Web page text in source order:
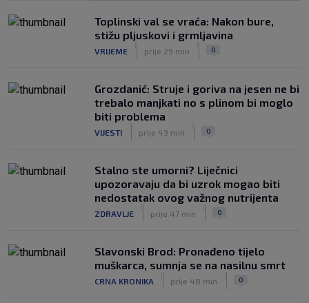
Veliko priznanje za hrvatskog
stručnjaka: Jurica Žuža novi je pomoćni
trener Barcelone
|
prije 2 h
Toplinski val se vraća: Nakon bure,
stižu pljuskovi i grmljavina
VRIJEME prije 29 min 0
Grozdanić: Struje i goriva na jesen ne bi
trebalo manjkati no s plinom bi moglo
biti problema
VIJESTI prije 43 min 0
Stalno ste umorni? Liječnici
upozoravaju da bi uzrok mogao biti
nedostatak ovog važnog nutrijenta
ZDRAVLJE prije 47 min 0
Slavonski Brod: Pronađeno tijelo
muškarca, sumnja se na nasilnu smrt
CRNA KRONIKA prije 48 min 0